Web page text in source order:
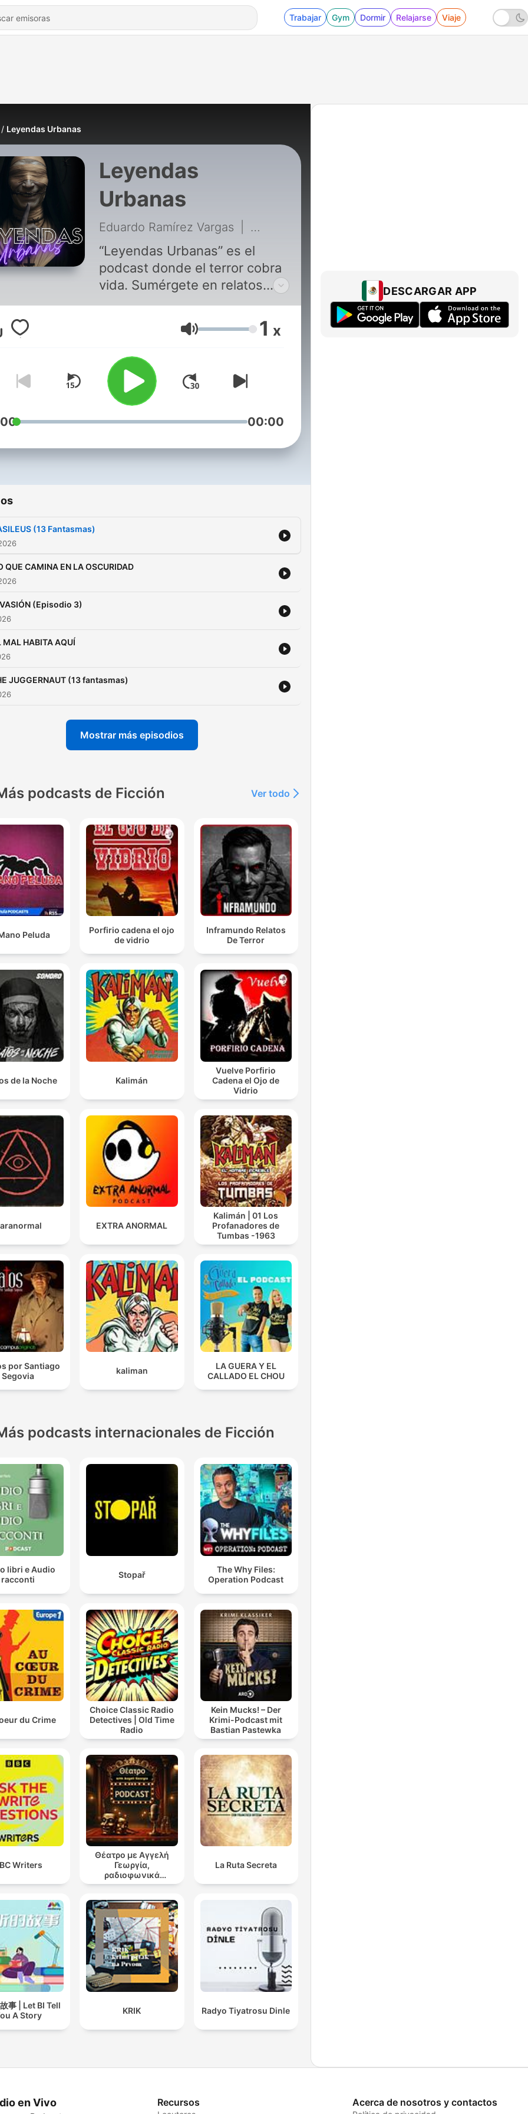
Trabajar Gym Dormir Relajarse Viaje
Leyendas Urbanas
Leyendas
Urbanas
Eduardo Ramírez Vargas 221 - BASILEUS (13 Fantasmas)
“Leyendas Urbanas” es el
podcast donde el terror cobra
vida. Sumérgete en relatos
oscuros, llenos de suspenso
psicológico, ruidos
escalofriantes y escenarios
que te harán dudar de la
realidad. Cada episodio te
llevará a los rincones más
siniestros del miedo: desde
historias de apariciones y
con lo inexplicable. Aquí, las
cuentos… pueden ser
Volumen 1 x
00:00
(13 Fantasmas)
QUE CAMINA EN LA OSCURIDAD
(Episodio 3)
MAL HABITA AQUÍ
JUGGERNAUT (13 fantasmas)
Mostrar más episodios
podcasts de Ficción Ver todo
Peluda
Porfirio cadena el ojo
de vidrio
Inframundo Relatos
De Terror
de la Noche Kalimán
Vuelve Porfirio
Cadena el Ojo de
Vidrio
EXTRA ANORMAL
Kalimán | 01 Los
Profanadores de
Tumbas -1963
por Santiago
Segovia
kaliman
LA GUERA Y EL
CALLADO EL CHOU
podcasts internacionales de Ficción
libri e Audio
racconti
Stopař
The Why Files:
Operation Podcast
du Crime
Choice Classic Radio
Detectives | Old Time
Radio
Kein Mucks! – Der
Krimi-Podcast mit
Bastian Pastewka
Writers
Θέατρο με Αγγελή
Γεωργία,
ραδιοφωνικά
θεατρικά έργα
La Ruta Secreta
事 | Let BI Tell
A Story
KRIK Radyo Tiyatrosu Dinle
DESCARGAR APP
en Vivo Recursos Acerca de nosotros y contactos